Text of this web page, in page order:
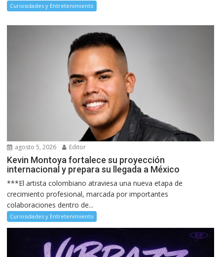
Curiosidades y Entretenimiento
agosto 5, 2026 Editor
Kevin Montoya fortalece su proyección
internacional y prepara su llegada a México
***El artista colombiano atraviesa una nueva etapa de
crecimiento profesional, marcada por importantes
colaboraciones dentro de...
Curiosidades y Entretenimiento